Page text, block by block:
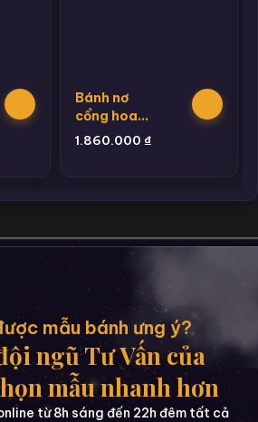
Bánh nơ
cổng hoa
size lớn
1.860.000 ₫
mẫu bánh ưng ý?
ngũ Tư Vấn của
mẫu nhanh hơn
từ 8h sáng đến 22h đêm tất cả